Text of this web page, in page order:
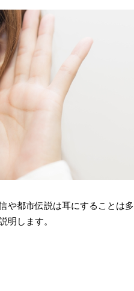
や都市伝説は耳にすることは
明します。